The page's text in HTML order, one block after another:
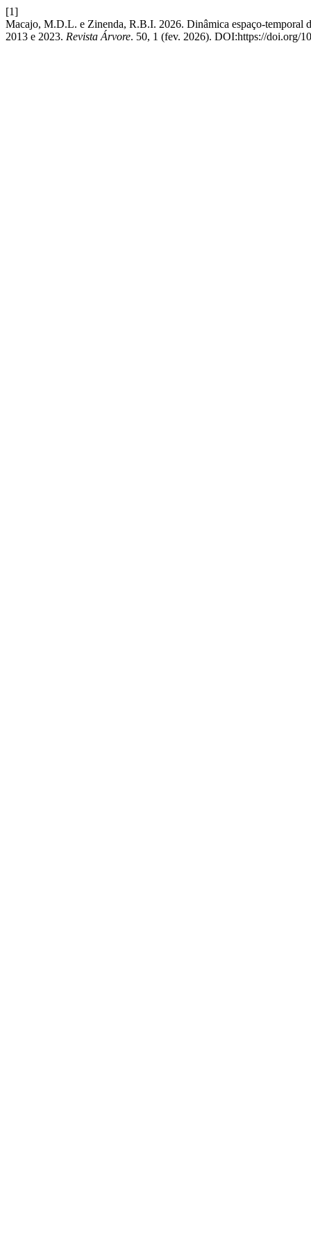
[1]
Macajo, M.D.L. e Zinenda, R.B.I. 2026. Dinâmica espaço-temporal
2013 e 2023. Revista Árvore. 50, 1 (fev. 2026). DOI:https://doi.org/